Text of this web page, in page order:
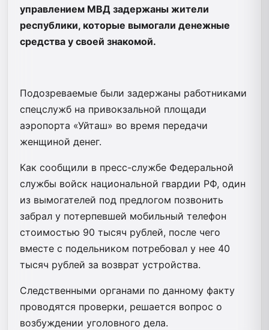
управлением МВД задержаны жители
республики, которые вымогали денежные
средства у своей знакомой.
Подозреваемые были задержаны работниками
спецслужб на привокзальной площади
аэропорта «Уйташ» во время передачи
женщиной денег.
Как сообщили в пресс-службе Федеральной
службы войск национальной гвардии РФ, один
из вымогателей под предлогом позвонить
забрал у потерпевшей мобильный телефон
стоимостью 90 тысяч рублей, после чего
вместе с подельником потребовал у нее 40
тысяч рублей за возврат устройства.
Следственными органами по данному факту
проводятся проверки, решается вопрос о
возбуждении уголовного дела.